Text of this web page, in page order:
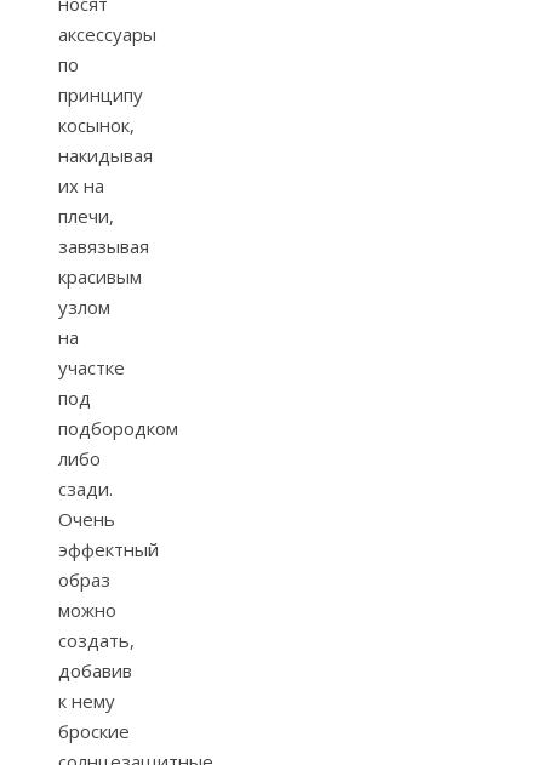
аксессуары
по
принципу
косынок,
накидывая
их на
плечи,
завязывая
красивым
узлом
на
участке
под
подбородком
либо
сзади.
Очень
эффектный
образ
можно
создать,
добавив
к нему
броские